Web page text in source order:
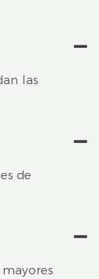
las
de